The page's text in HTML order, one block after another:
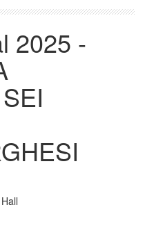
2025 -